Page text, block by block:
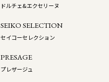
ドルチェ&エクセリーヌ
SEIKO SELECTION
セイコーセレクション
PRESAGE
プレザージュ